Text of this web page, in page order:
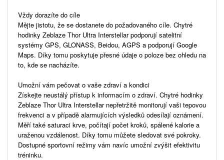
Vždy dorazíte do cíle
Mějte jistotu, že se dostanete do požadovaného cíle. Chytré
hodinky Zeblaze Thor Ultra Interstellar podporují satelitní
systémy GPS, GLONASS, Beidou, AGPS a podporují Google
Maps. Díky tomu poskytuje přesné údaje o poloze bez ohledu na
to, kde se nacházíte.
Umožní vám pečovat o vaše zdraví a kondici
Získejte neustálý přístup k informacím o zdraví. Chytré hodinky
Zeblaze Thor Ultra Interstellar nepřetržitě monitorují vaši tepovou
frekvenci a v případě alarmujících výsledků odesílají oznámení.
Měří také saturaci krve, počítají počet kroků, spálené kalorie a
uraženou vzdálenost. Díky tomu můžete sledovat své pokroky.
Dostupné sportovní režimy vám navíc umožní zvýšit efektivitu
tréninku.